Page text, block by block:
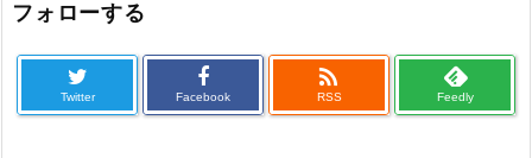
フォローする
Twitter Facebook

RSS Feedly